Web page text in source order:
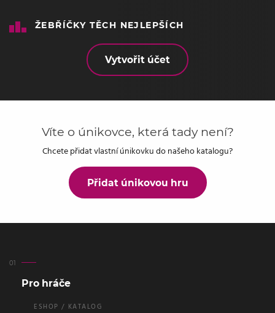
ŽEBŘÍČKY TĚCH NEJLEPŠÍCH
Vytvořit účet
Víte o únikovce, která tady není?
Chcete přidat vlastní únikovku do našeho katalogu?
Přidat únikovou hru
Pro hráče
ESHOP / KATALOG